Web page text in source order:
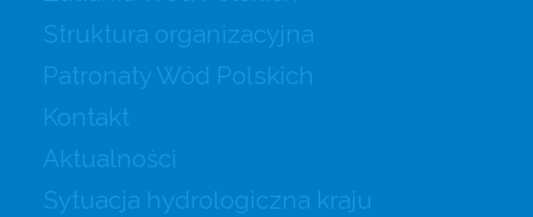
Struktura organizacyjna
Patronaty Wód Polskich
Kontakt
Aktualności
Sytuacja hydrologiczna kraju